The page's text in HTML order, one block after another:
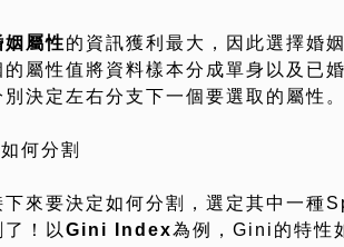
姻屬性的資訊獲利最大，因此選擇婚
屬性值將資料樣本分成單身以及已
決定左右分支下一個要選取的屬性。
何分割
下來要決定如何分割，選定其中一
！以 Gini Index為例，Gini的特性